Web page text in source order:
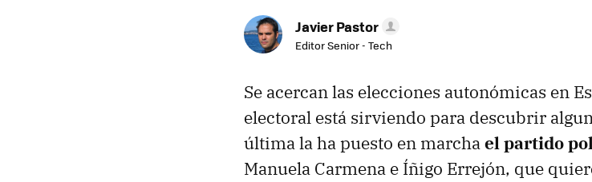
Javier Pastor
Editor Senior - Tech
Se acercan las elecciones autonómicas en
electoral está sirviendo para descubrir
última la ha puesto en marchael partido
Manuela Carmena e Íñigo Errejón, que